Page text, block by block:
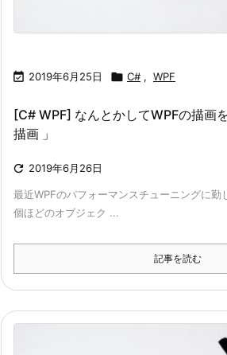
 2019年6月25日  C# , WPF
[C# WPF] なんとかしてWPFの描画
描画 」
 2019年6月26日
最近WPFのパフォーマンスチューニングに
個ほどのオブジェク ...
記事を読む